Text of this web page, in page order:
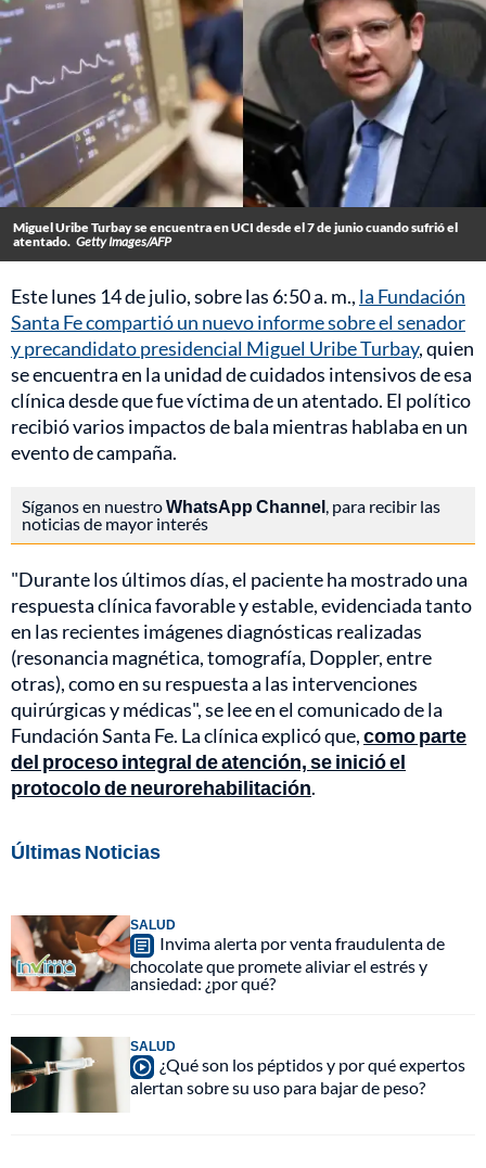
Miguel Uribe Turbay se encuentra en UCI desde el 7 de junio cuando sufrió el
atentado. Getty Images/AFP
Este lunes 14 de julio, sobre las 6:50 a. m., la Fundación
Santa Fe compartió un nuevo informe sobre el senador
y precandidato presidencial Miguel Uribe Turbay, quien
se encuentra en la unidad de cuidados intensivos de esa
clínica desde que fue víctima de un atentado. El político
recibió varios impactos de bala mientras hablaba en un
evento de campaña.
Síganos en nuestroWhatsApp Channel, para recibir las
noticias de mayor interés
"Durante los últimos días, el paciente ha mostrado una
respuesta clínica favorable y estable, evidenciada tanto
en las recientes imágenes diagnósticas realizadas
(resonancia magnética, tomografía, Doppler, entre
otras), como en su respuesta a las intervenciones
quirúrgicas y médicas", se lee en el comunicado de la
Fundación Santa Fe. La clínica explicó que,como parte
del proceso integral de atención, se inició el
protocolo de neurorehabilitación.
Últimas Noticias
SALUD
Invima alerta por venta fraudulenta de
chocolate que promete aliviar el estrés y
ansiedad: ¿por qué?
SALUD
¿Qué son los péptidos y por qué expertos
alertan sobre su uso para bajar de peso?